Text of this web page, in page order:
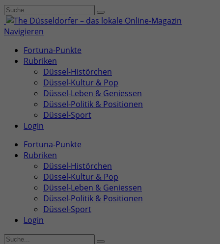
Navigieren
Fortuna-Punkte
Rubriken
Düssel-Histörchen
Düssel-Kultur & Pop
Düssel-Leben & Geniessen
Düssel-Politik & Positionen
Düssel-Sport
Login
Fortuna-Punkte
Rubriken
Düssel-Histörchen
Düssel-Kultur & Pop
Düssel-Leben & Geniessen
Düssel-Politik & Positionen
Düssel-Sport
Login